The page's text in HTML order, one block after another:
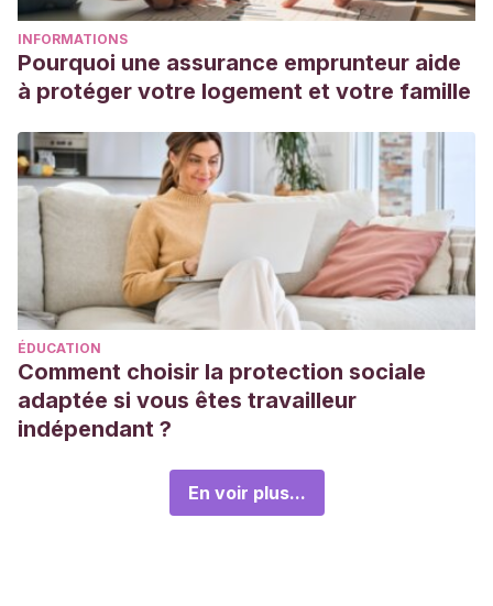
INFORMATIONS
Pourquoi une assurance emprunteur aide
à protéger votre logement et votre famille
ÉDUCATION
Comment choisir la protection sociale
adaptée si vous êtes travailleur
indépendant ?
En voir plus...